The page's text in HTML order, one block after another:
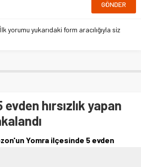
yorumu yukarıdaki form aracılığıyla siz
evden hırsızlık yapan
Yomra ilçesinde 5 evden